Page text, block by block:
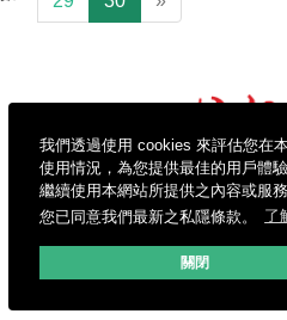
我們透過使用 cookies 來評估您在
使用情況，為您提供最佳的用戶體
繼續使用本網站所提供之內容或服
您已同意我們最新之私隱條款。
了
關閉
信報財經新聞有限公司版
Copyright © 2026 Hong Kong
Limited. All